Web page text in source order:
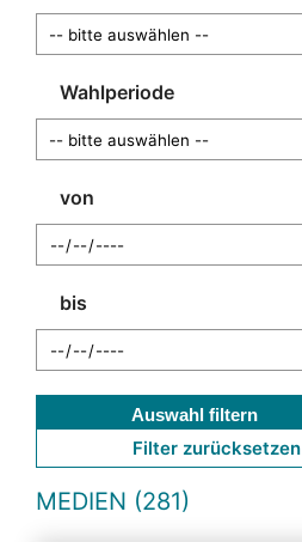
Wahlperiode
von
bis
Auswahl filtern
Filter zurücksetzen
MEDIEN (281)